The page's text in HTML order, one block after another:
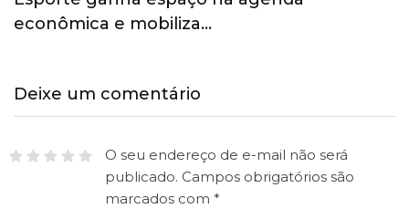
econômica e mobiliza…
Deixe um comentário
O seu endereço de e-mail não será
publicado. Campos obrigatórios são
marcados com *